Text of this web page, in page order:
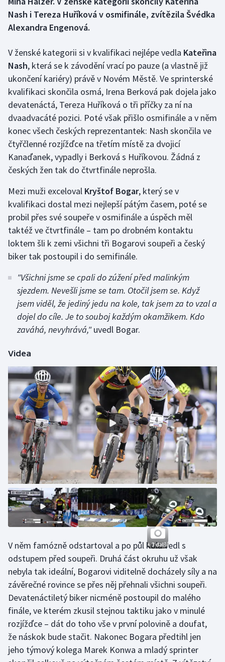
Gymnastika
Jezdectví
Judo
Krasobruslení
Lezení
Lyže a snowboard
Motorsport
Olympijské hry
Parasport
Plavání
Plážový volejbal
Ragby
Rychlobruslení
Rychlostní kanoistika
Short track
Sportovní střelba
Stolní tenis
Triatlon
Veslování
Vodní slalom
Volejbal
Ostatní
Nash i Tereza Huříková v osmifinále, zvítězila Švédka
Alexandra Engenová.
V ženské kategorii si v kvalifikaci nejlépe vedla Kateřina
Nash, která se k závodění vrací po pauze (a vlastně již
ukončení kariéry) právě v Novém Městě. Ve sprinterské
kvalifikaci skončila osmá, Irena Berková pak dojela jako
devatenáctá, Tereza Huříková o tři příčky za ní na
dvaadvacáté pozici. Poté však přišlo osmifinále a v něm
konec všech českých reprezentantek: Nash skončila ve
čtyřčlenné rozjížďce na třetím místě za dvojicí
Kanaďanek, vypadly i Berková s Huříkovou. Žádná z
českých žen tak do čtvrtfinále neprošla.
Mezi muži exceloval Kryštof Bogar, který se v
kvalifikaci dostal mezi nejlepší pátým časem, poté se
probil přes své soupeře v osmifinále a úspěch měl
taktéž ve čtvrtfinále – tam po drobném kontaktu
loktem šli k zemi všichni tři Bogarovi soupeři a český
biker tak postoupil i do semifinále.
"Všichni jsme se cpali do zúžení před malinkým
sjezdem. Nevešli jsme se tam. Otočil jsem se. Když
jsem viděl, že jediný jedu na kole, tak jsem za to vzal a
dojel do cíle. Je to souboj každým okamžikem. Kdo
zaváhá, nevyhrává,"uvedl Bogar.
Videa
+ 3 další
V něm famózně odstartoval a po půl kola vedl s
odstupem před soupeři. Druhá část okruhu už však
nebyla tak ideální, Bogarovi viditelně docházely síly a na
závěrečné rovince se přes něj přehnali všichni soupeři.
Devatenáctiletý biker nicméně postoupil do malého
finále, ve kterém zkusil stejnou taktiku jako v minulé
rozjížďce – dát do toho vše v první polovině a doufat,
že náskok bude stačit. Nakonec Bogara předtihl jen
jeho týmový kolega Marek Konwa a mladý sprinter